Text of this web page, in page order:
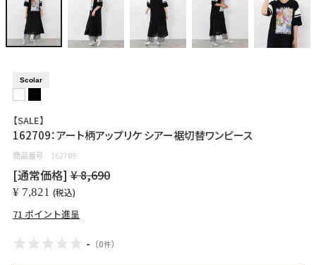
Scolar
【SALE】
162709：アート柄アップリケ シアー裾切替ワンピース
商品番号 162709
[通常価格] ¥8,690
¥ 7,821 税込
71 ポイント進呈
- （0件）